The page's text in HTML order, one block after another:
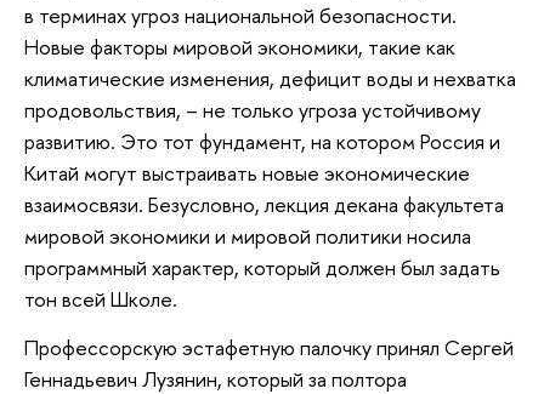
в терминах угроз национальной безопасности.
Новые факторы мировой экономики, такие как
климатические изменения, дефицит воды и нехватка
продовольствия, – не только угроза устойчивому
развитию. Это тот фундамент, на котором Россия и
Китай могут выстраивать новые экономические
взаимосвязи. Безусловно, лекция декана факультета
мировой экономики и мировой политики носила
программный характер, который должен был задать
тон всей Школе.
Профессорскую эстафетную палочку принял Сергей
Геннадьевич Лузянин, который за полтора